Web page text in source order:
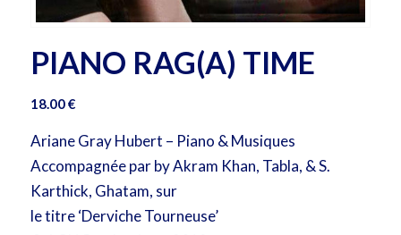
PIANO RAG(A) TIME
18.00€
Ariane Gray Hubert – Piano & Musiques
Accompagnée par by Akram Khan, Tabla, & S.
Karthick, Ghatam, sur
le titre ‘Derviche Tourneuse’